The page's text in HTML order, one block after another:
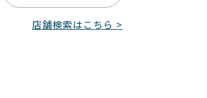
店舗検索はこちら >